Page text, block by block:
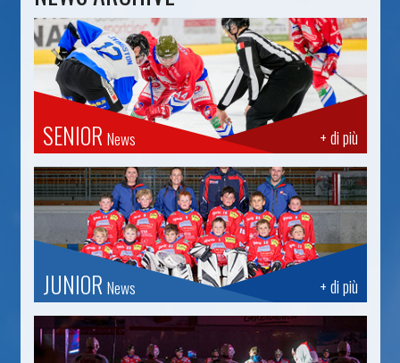
+ di più
SENIOR News
+ di più
JUNIOR News